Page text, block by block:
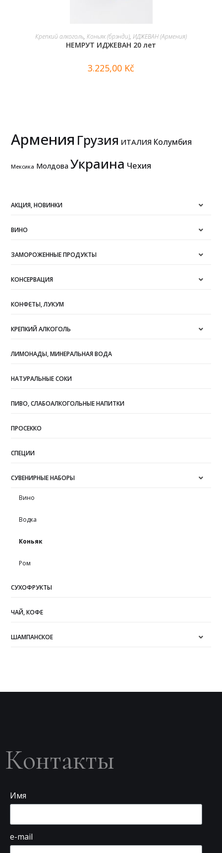
В КОРЗИНУ
Крепкий алкоголь, Коньяк (брэнди), ИДЖЕВАН (Армения)
НЕМРУТ ИДЖЕВАН 20 лет
3.225,00 Kč
Армения Грузия ИТАЛИЯ Колумбия
Мексика Молдова Украина Чехия
АКЦИЯ, НОВИНКИ
ВИНО
ЗАМОРОЖЕННЫЕ ПРОДУКТЫ
КОНСЕРВАЦИЯ
КОНФЕТЫ, ЛУКУМ
КРЕПКИЙ АЛКОГОЛЬ
ЛИМОНАДЫ, МИНЕРАЛЬНАЯ ВОДА
НАТУРАЛЬНЫЕ СОКИ
ПИВО, СЛАБОАЛКОГОЛЬНЫЕ НАПИТКИ
ПРОСЕККО
СПЕЦИИ
СУВЕНИРНЫЕ НАБОРЫ
Вино
Водка
Коньяк
Ром
СУХОФРУКТЫ
ЧАЙ, КОФЕ
ШАМПАНСКОЕ
Контакты
Имя
e-mail